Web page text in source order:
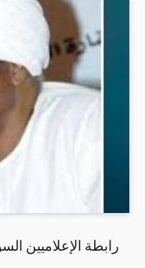
رابطة الإعلاميين